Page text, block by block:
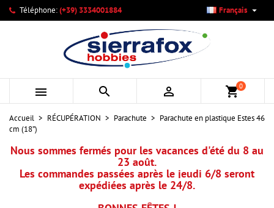
Téléphone:(+39) 3334001884 Français 
   shopping_cart0
Accueil RÉCUPÉRATION Parachute
Parachute en plastique Estes 46
cm (18”)
Nous sommes fermés pour les vacances d'été du 8 au
23 août.
Les commandes passées après le jeudi 6/8 seront
expédiées après le 24/8.
Mes listes d'envies ×
Créer une nouvelle liste
Créer une liste d'envies ×
Nom de la liste d'envies
Annuler Créer une liste d'envies
Connexion ×
Vous devez être connecté pour ajouter des produits à votre
liste d'envies.
Annuler Connexion